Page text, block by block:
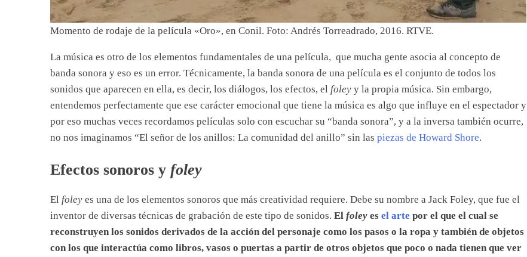
Momento de rodaje de la película «Oro», en Conil. Foto: Andrés Torreadrado, 2016. RTVE.
La música es otro de los elementos fundamentales de una película, que mucha gente asocia al concepto de
banda sonora y eso es un error. Técnicamente, la banda sonora de una película es el conjunto de todos los
sonidos que aparecen en ella, es decir, los diálogos, los efectos, el foley y la propia música. Sin embargo,
entendemos perfectamente que ese carácter emocional que tiene la música es algo que influye en el espectador y
por eso muchas veces recordamos películas solo con escuchar su “banda sonora”, y a la inversa también ocurre,
no nos imaginamos “El señor de los anillos: La comunidad del anillo” sin las piezas de Howard Shore.
Efectos sonoros y foley
El foley es una de los elementos sonoros que más creatividad requiere. Debe su nombre a Jack Foley, que fue el
inventor de diversas técnicas de grabación de este tipo de sonidos. El foley es el arte por el que el cual se
reconstruyen los sonidos derivados de la acción del personaje como los pasos o la ropa y también de objetos
con los que interactúa como libros, vasos o puertas a partir de otros objetos que poco o nada tienen que ver